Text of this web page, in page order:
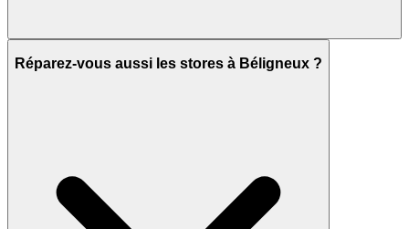
Réparez-vous aussi les stores à Béligneux ?